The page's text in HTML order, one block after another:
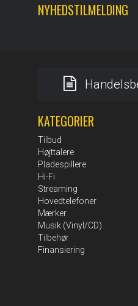
NYHEDSTILMELDING
KATEGORIER
Tilbud
Højttalere
Pladespillere
Hi-Fi
Streaming
Hovedtelefoner
Mærker
Musik (Vinyl/CD)
Tilbehør
Finansiering